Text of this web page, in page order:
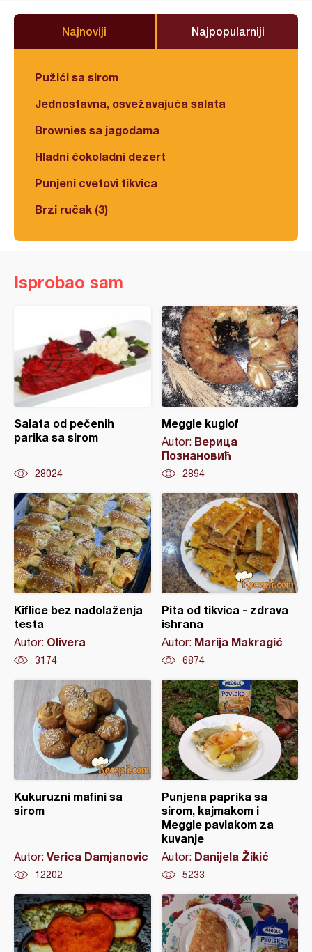
Najnoviji Najpopularniji
Pužići sa sirom
Jednostavna, osvežavajuća salata
Brownies sa jagodama
Hladni čokoladni dezert
Punjeni cvetovi tikvica
Brzi ručak (3)
Isprobao sam
Salata od pečenih
parika sa sirom
28024
Meggle kuglof
Autor: Верица
Познановић
2894
Kiflice bez nadolaženja
testa
Autor: Olivera
3174
Pita od tikvica - zdrava
ishrana
Autor: Marija Makragić
6874
Kukuruzni mafini sa
sirom
Autor: Verica Damjanovic
12202
Punjena paprika sa
sirom, kajmakom i
Meggle pavlakom za
kuvanje
Autor: Danijela Žikić
5233